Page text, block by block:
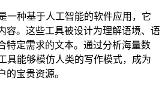
一种基于人工智能的软件应用，它
容。这些工具被设计为理解语境、语
特定需求的文本。通过分析海量数
具能够模仿人类的写作模式，成为
的宝贵资源。